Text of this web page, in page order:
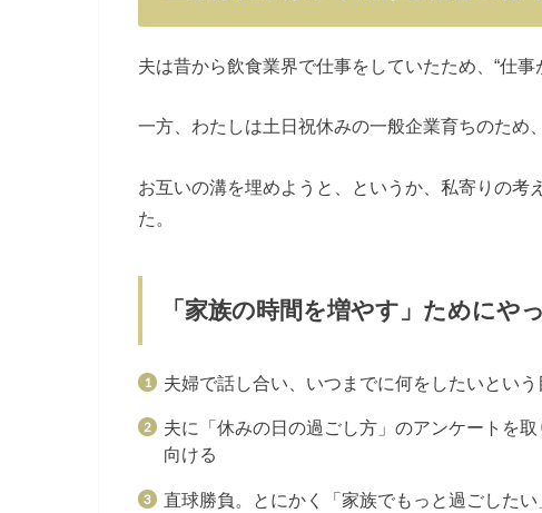
夫は昔から飲食業界で仕事をしていたため、“仕事
一方、わたしは土日祝休みの一般企業育ちのため、
お互いの溝を埋めようと、というか、私寄りの考
た。
「家族の時間を増やす」ためにや
夫婦で話し合い、いつまでに何をしたいとい
夫に「休みの日の過ごし方」のアンケートを
向ける
直球勝負。とにかく「家族でもっと過ごした